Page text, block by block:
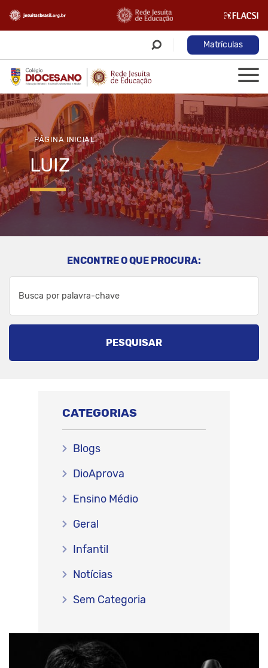
Matrículas
PÁGINA INICIAL
LUIZ
ENCONTRE O QUE PROCURA:
PESQUISAR
CATEGORIAS
Blogs
DioAprova
Ensino Médio
Geral
Infantil
Notícias
Sem Categoria